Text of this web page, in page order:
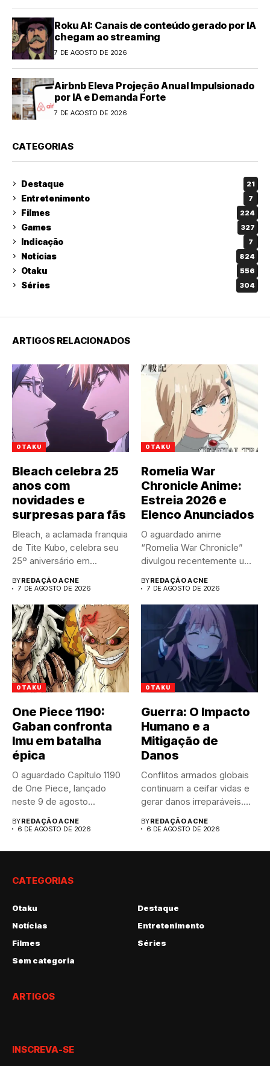
Roku AI: Canais de conteúdo gerado por IA
chegam ao streaming
7 DE AGOSTO DE 2026
Airbnb Eleva Projeção Anual Impulsionado
por IA e Demanda Forte
7 DE AGOSTO DE 2026
CATEGORIAS
Destaque 21
Entretenimento 7
Filmes 224
Games 327
Indicação 7
Notícias 824
Otaku 556
Séries 304
ARTIGOS RELACIONADOS
OTAKU
Bleach celebra 25
anos com
novidades e
surpresas para fãs
Bleach, a aclamada franquia
de Tite Kubo, celebra seu
25º aniversário em...
BYREDAÇÃO ACNE
7 DE AGOSTO DE 2026
OTAKU
Romelia War
Chronicle Anime:
Estreia 2026 e
Elenco Anunciados
O aguardado anime
“Romelia War Chronicle”
divulgou recentemente um
trailer impactante,
revelando...
BYREDAÇÃO ACNE
7 DE AGOSTO DE 2026
OTAKU
One Piece 1190:
Gaban confronta
Imu em batalha
épica
O aguardado Capítulo 1190
de One Piece, lançado
neste 9 de agosto...
BYREDAÇÃO ACNE
6 DE AGOSTO DE 2026
OTAKU
Guerra: O Impacto
Humano e a
Mitigação de
Danos
Conflitos armados globais
continuam a ceifar vidas e
gerar danos irreparáveis.
BYREDAÇÃO ACNE
6 DE AGOSTO DE 2026
CATEGORIAS
Otaku
Destaque
Notícias
Entretenimento
Filmes
Séries
Sem categoria
ARTIGOS
INSCREVA-SE